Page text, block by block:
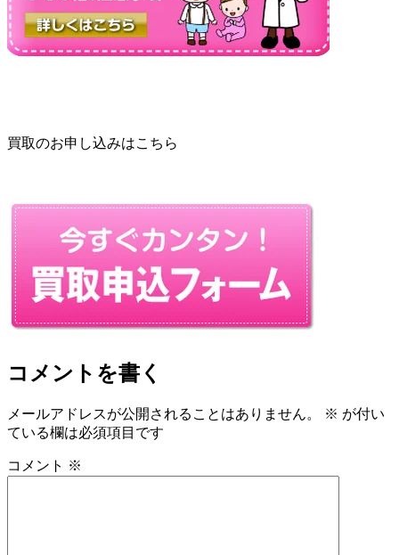
買取のお申し込みはこちら
コメントを書く
メールアドレスが公開されることはありません。 ※ が付い
ている欄は必須項目です
コメント ※